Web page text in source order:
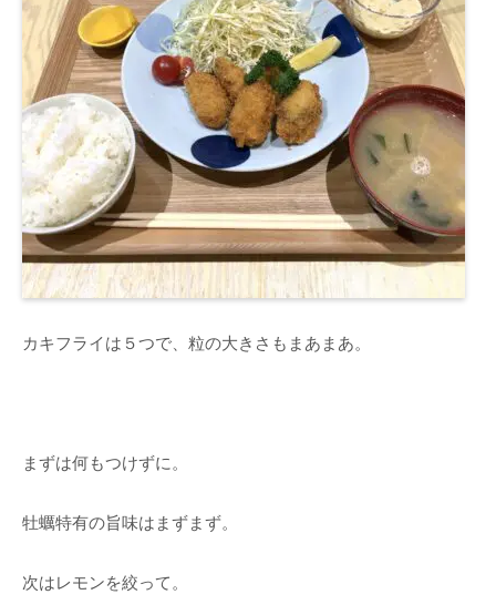
カキフライは５つで、粒の大きさもまあまあ。
まずは何もつけずに。
牡蠣特有の旨味はまずまず。
次はレモンを絞って。